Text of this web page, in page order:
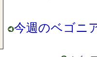
今週のベゴニ